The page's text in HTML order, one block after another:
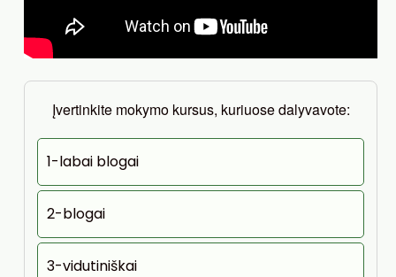
Įvertinkite mokymo kursus, kuriuose dalyvavote:
1-labai blogai
2-blogai
3-vidutiniškai